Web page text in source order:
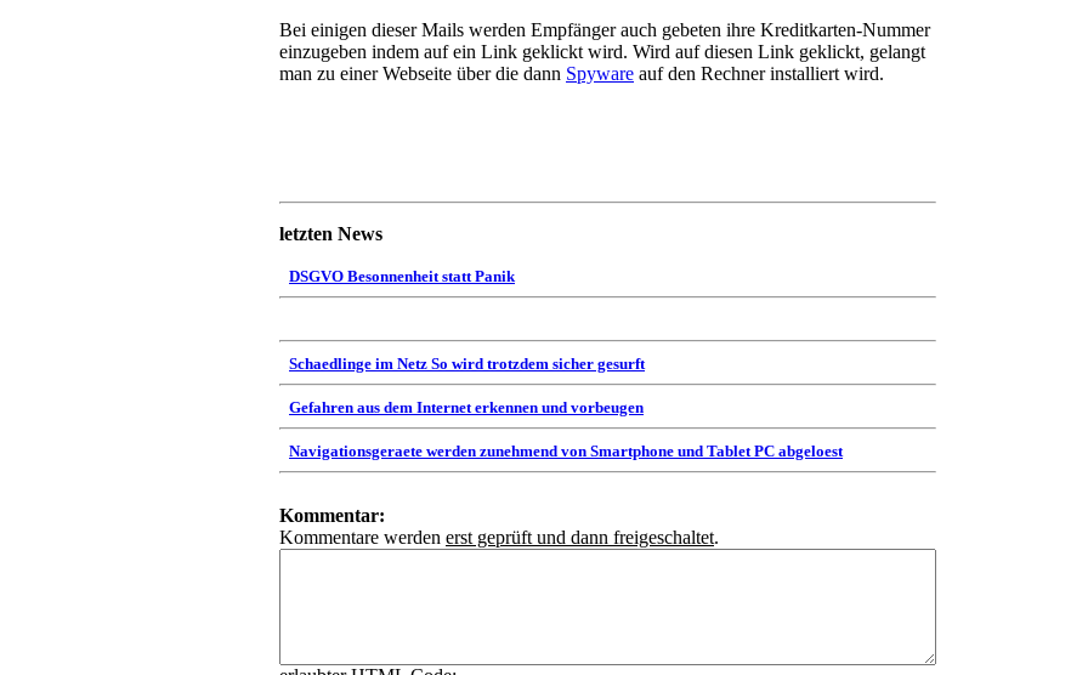
Bei einigen dieser Mails werden Empfänger auch gebeten ihre Kreditkarten-Nummer
einzugeben indem auf ein Link geklickt wird. Wird auf diesen Link geklickt, gelangt
man zu einer Webseite über die dann Spyware auf den Rechner installiert wird.
letzten News
DSGVO Besonnenheit statt Panik
Schaedlinge im Netz So wird trotzdem sicher gesurft
Gefahren aus dem Internet erkennen und vorbeugen
Navigationsgeraete werden zunehmend von Smartphone und Tablet PC abgeloest
Kommentar:
Kommentare werden erst geprüft und dann freigeschaltet.